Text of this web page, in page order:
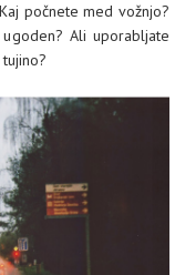
počnete med vožnjo?
Ali uporabljate